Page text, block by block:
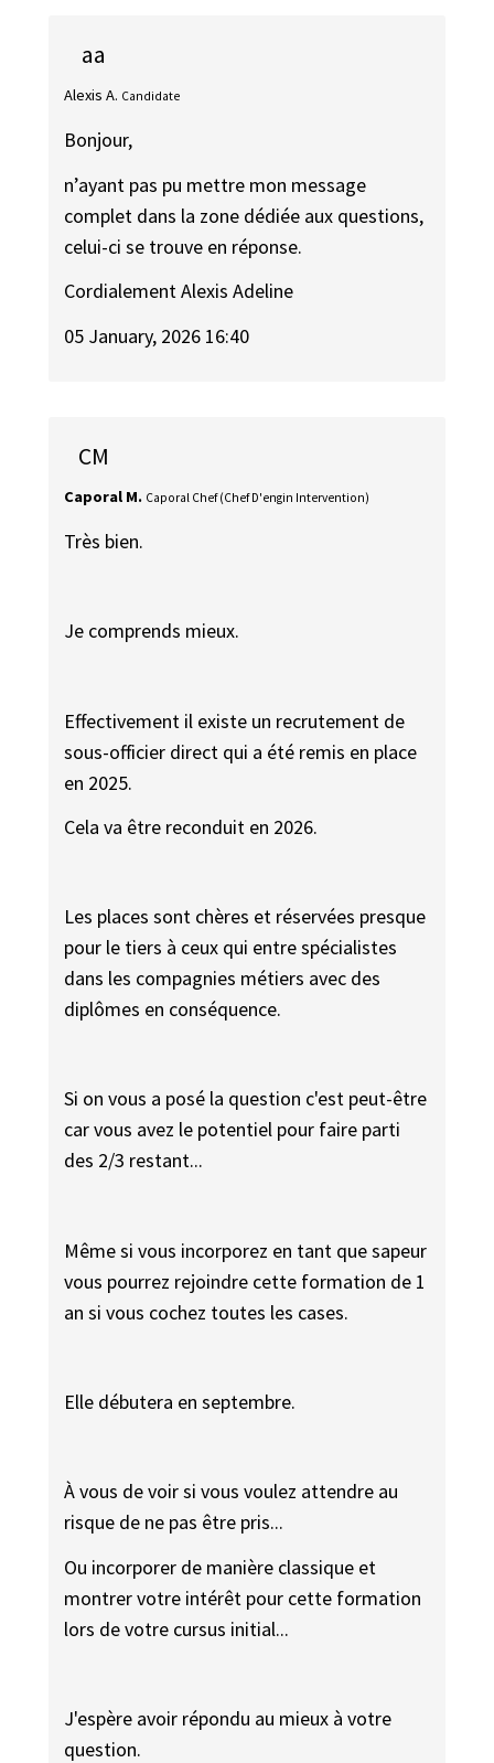
aa
Alexis A. Candidate
Bonjour,
n’ayant pas pu mettre mon message
complet dans la zone dédiée aux questions,
celui-ci se trouve en réponse.
Cordialement Alexis Adeline
05 January, 2026 16:40
CM
Caporal M. Caporal Chef (Chef D'engin Intervention)
Très bien.
Je comprends mieux.
Effectivement il existe un recrutement de
sous-officier direct qui a été remis en place
en 2025.
Cela va être reconduit en 2026.
Les places sont chères et réservées presque
pour le tiers à ceux qui entre spécialistes
dans les compagnies métiers avec des
diplômes en conséquence.
Si on vous a posé la question c'est peut-être
car vous avez le potentiel pour faire parti
des 2/3 restant...
Même si vous incorporez en tant que sapeur
vous pourrez rejoindre cette formation de 1
an si vous cochez toutes les cases.
Elle débutera en septembre.
À vous de voir si vous voulez attendre au
risque de ne pas être pris...
Ou incorporer de manière classique et
montrer votre intérêt pour cette formation
lors de votre cursus initial...
J'espère avoir répondu au mieux à votre
question.